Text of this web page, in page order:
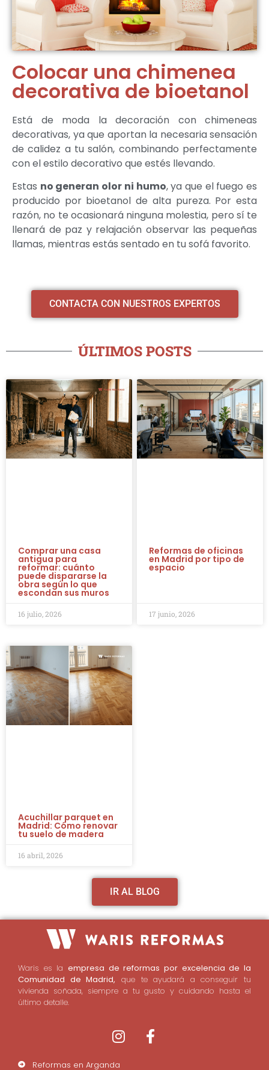
Colocar una chimenea
decorativa de bioetanol
Está de moda la decoración con chimeneas
decorativas, ya que aportan la necesaria sensación
de calidez a tu salón, combinando perfectamente
con el estilo decorativo que estés llevando.
Estas no generan olor ni humo, ya que el fuego es
producido por bioetanol de alta pureza. Por esta
razón, no te ocasionará ninguna molestia, pero sí te
llenará de paz y relajación observar las pequeñas
llamas, mientras estás sentado en tu sofá favorito.
CONTACTA CON NUESTROS EXPERTOS
ÚLTIMOS POSTS
Comprar una casa
antigua para
reformar: cuánto
puede dispararse la
obra según lo que
escondan sus muros
16 julio, 2026
Reformas de oficinas
en Madrid por tipo de
espacio
17 junio, 2026
Acuchillar parquet en
Madrid: Cómo renovar
tu suelo de madera
16 abril, 2026
IR AL BLOG
Waris es la empresa de reformas por excelencia de la
Comunidad de Madrid, que te ayudará a conseguir tu
vivienda soñada, siempre a tu gusto y cuidando hasta el
último detalle.
Reformas en Arganda